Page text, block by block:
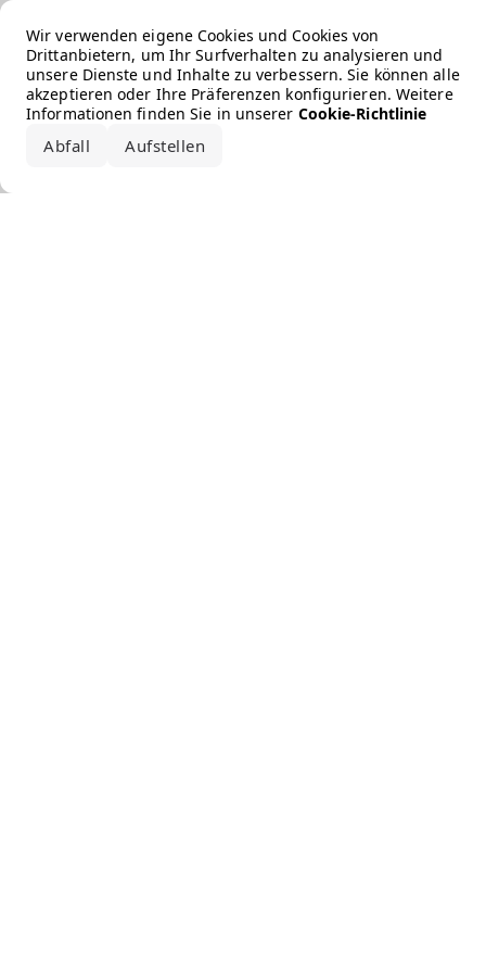
Wir verwenden eigene Cookies und Cookies von
Drittanbietern, um Ihr Surfverhalten zu analysieren und
unsere Dienste und Inhalte zu verbessern. Sie können alle
akzeptieren oder Ihre Präferenzen konfigurieren. Weitere
Informationen finden Sie in unserer Cookie-Richtlinie
Abfall Aufstellen
Error loading the brand